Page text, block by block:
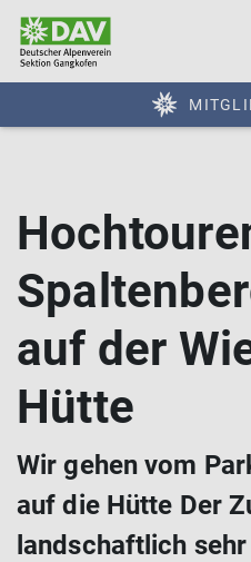
auf der
Hütte
Wir gehen vom
auf die Hütte Der
landschaftlich sehr